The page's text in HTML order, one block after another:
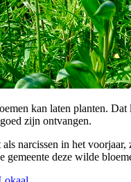
kan laten planten. Dat
zijn ontvangen.
narcissen in het
deze wilde